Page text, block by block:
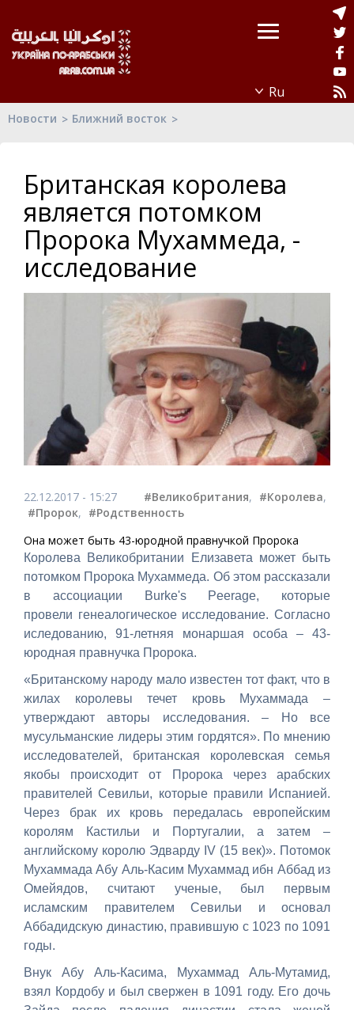
Новости Ближний восток
Британская королева
является потомком
Пророка Мухаммеда, -
исследование
22.12.2017 - 15:27 #Великобритания, #Королева,
#Пророк, #Родственность
Она может быть 43-юродной правнучкой Пророка
Королева Великобритании Елизавета может быть
потомком Пророка Мухаммеда. Об этом рассказали
в ассоциации
Burke's Peerage, которые
провели генеалогическое исследование. Согласно
иследованию, 91-летняя монаршая особа – 43-
юродная правнучка Пророка.
«Британскому народу мало известен тот факт, что в
жилах королевы течет кровь Мухаммада –
утверждают авторы исследования. – Но все
мусульманские лидеры этим гордятся». По мнению
исследователей, британская королевская семья
якобы происходит от Пророка через арабских
правителей Севильи, которые правили Испанией.
Через брак их кровь передалась европейским
королям Кастильи и Португалии, а затем –
английскому королю Эдварду IV (15 век)». Потомок
Мухаммада Абу Аль-Касим Мухаммад ибн Аббад из
Омейядов, считают ученые, был первым
исламским правителем Севильи и основал
Аббадидскую династию, правившую с 1023 по 1091
годы.
Внук Абу Аль-Касима, Мухаммад Аль-Мутамид,
взял Кордобу и был свержен в 1091 году. Его дочь